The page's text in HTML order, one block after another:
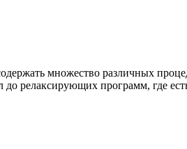
множество различных
релаксирующих программ, где